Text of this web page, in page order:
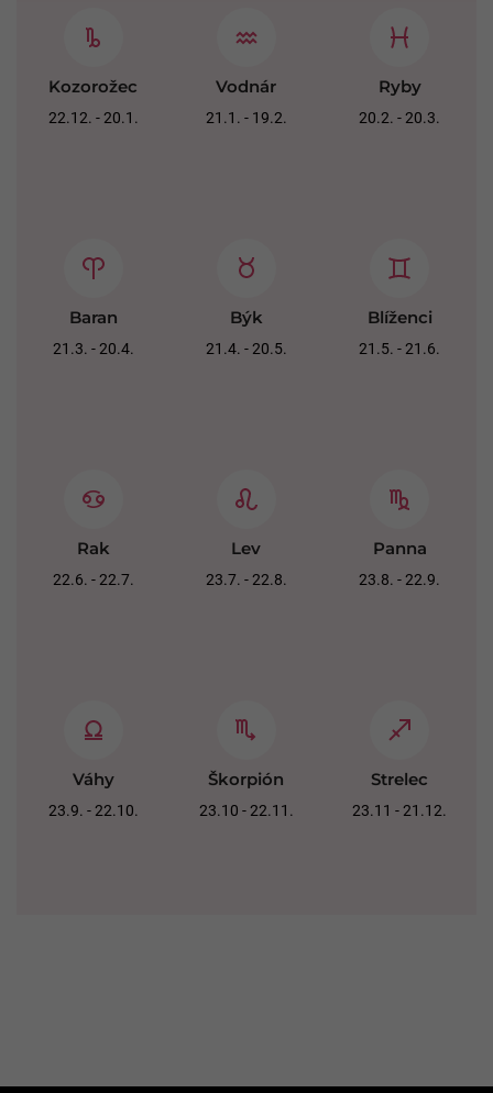
Kozorožec
22.12. - 20.1.
Vodnár
21.1. - 19.2.
Ryby
20.2. - 20.3.
Baran
21.3. - 20.4.
Býk
21.4. - 20.5.
Blíženci
21.5. - 21.6.
Rak
22.6. - 22.7.
Lev
23.7. - 22.8.
Panna
23.8. - 22.9.
Váhy
23.9. - 22.10.
Škorpión
23.10 - 22.11.
Strelec
23.11 - 21.12.